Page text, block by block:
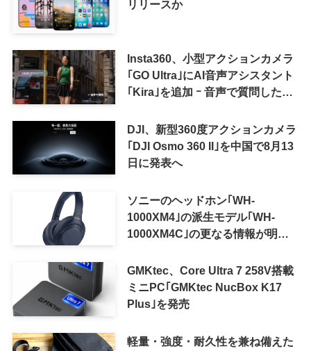
リリースか
Insta360、小型アクションカメラ
｢GO Ultra｣にAI音声アシスタント
｢Kira｣を追加 ｰ 音声で質問した
可能に
DJI、新型360度アクションカメラ
｢DJI Osmo 360 II｣を中国で8月13
日に発表へ
ソニーのヘッドホン｢WH-
1000XM4｣の派生モデル｢WH-
1000XM4C｣の更なる情報が明ら
GMKtec、Core Ultra 7 258V搭載
ミニPC｢GMKtec NucBox K17
Plus｣を発売
軽量・強度・耐久性を兼ね備えた